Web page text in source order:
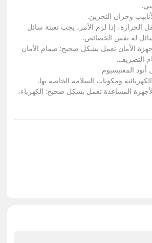
وخزان التخزين.
إذا لزم الأمر، يجب تعبئة سائل
له نفس الخصائص.
الأمان تعمل بشكل صحيح: صمام الأمان
التصريف.
المغنيسيوم.
ومكونات السلامة الخاصة بها.
المساعدة تعمل بشكل صحيح: الكهرباء،